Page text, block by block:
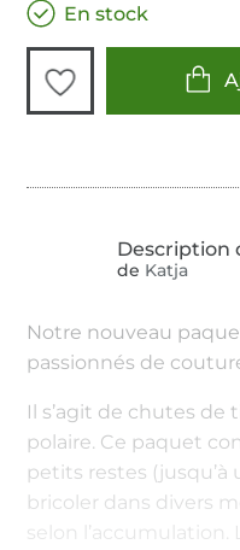
En stock
de Katja
Notre nouveau
passionnés de
Il s’agit de chutes
polaire. Ce paquet
petits restes
bricoler dans divers
selon l’accumulation.